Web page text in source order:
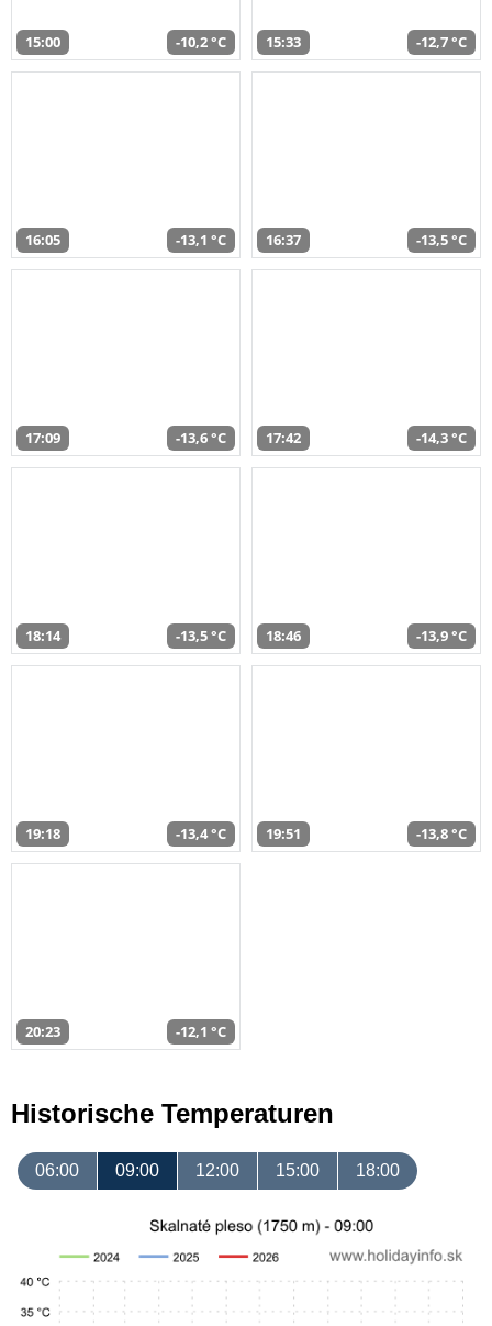
15:00 -10,2 °C 15:33 -12,7 °C
16:05 -13,1 °C 16:37 -13,5 °C
17:09 -13,6 °C 17:42 -14,3 °C
18:14 -13,5 °C 18:46 -13,9 °C
19:18 -13,4 °C 19:51 -13,8 °C
20:23 -12,1 °C
Historische Temperaturen
06:00 09:00 12:00 15:00 18:00